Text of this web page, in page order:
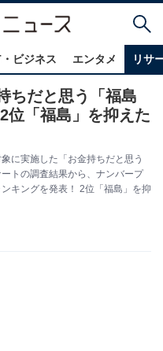
ビジネス エンタメ リサ
ちだと思う「福島
位「福島」を抑えた
に実施した「お金持ちだと思う
トの調査結果から、ナンバープ
キングを発表！ 2位「福島」を抑